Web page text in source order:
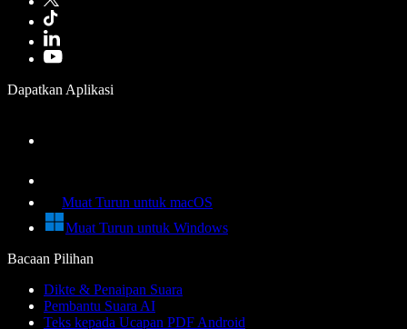
Dapatkan Aplikasi
Muat Turun untuk macOS
Muat Turun untuk Windows
Bacaan Pilihan
Dikte & Penaipan Suara
Pembantu Suara AI
Teks kepada Ucapan PDF Android